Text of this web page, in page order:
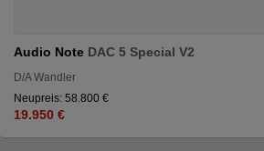
Audio Note DAC 5 Special V2
D/A Wandler
Neupreis: 58.800 €
19.950 €